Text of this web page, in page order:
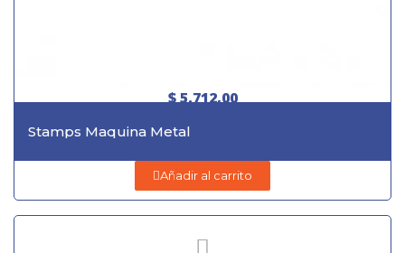
$ 5.712,00
Stamps Maquina Metal
Añadir al carrito